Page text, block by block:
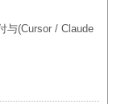
与(Cursor / Claude